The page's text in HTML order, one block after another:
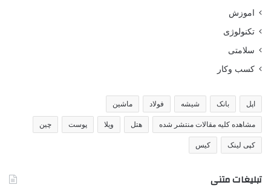
اموزش
تکنولوژی
سلامتی
کسب وکار
اپل بانک شیشه فولاد ماشین
مشاهده کلیه مقالات منتشر شده هتل ویلا پوست چین
کپی لینک کیس
تبلیغات متنی